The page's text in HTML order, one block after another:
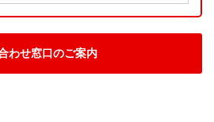
わせ窓口のご案内